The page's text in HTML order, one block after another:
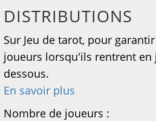
DISTRIBUTIONS
Sur Jeu de tarot, pour
joueurs lorsqu'ils rentrent en
dessous.
En savoir plus
Nombre de joueurs :